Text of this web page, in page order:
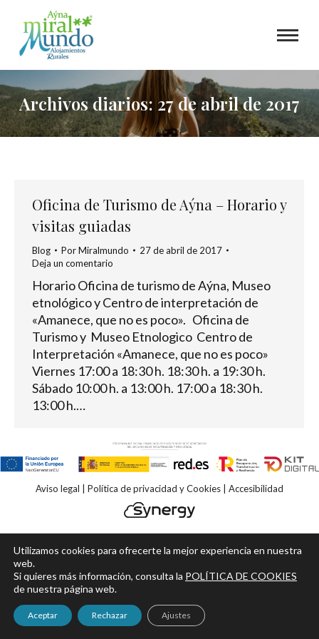
Archivos diarios:27 de abril de 2017
Oficina de Turismo de Aýna – Horario y
visitas guiadas
Blog PorMiralmundo
27 de abril de 2017
Deja un comentario
Horario Oficina de turismo de Aýna, Museo
etnológico y Centro de interpretación de
«Amanece, que no es poco». Oficina de
Turismo y Museo Etnologico Centro de
Interpretación «Amanece, que no es poco»
Viernes 17:00 a 18:30 h. 18:30 h. a 19:30 h.
Sábado 10:00 h. a 13:00 h. 17:00 a 18:30 h.
13:00 h.…
Aviso legal Política de privacidad y Cookies Accesibilidad
Utilizamos cookies para ofrecerte la mejor experiencia en nuestra
web.
Si quieres más información, consulta la POLÍTICA DE COOKIES
de nuestra página web.
Aceptar Rechazar Ajustes